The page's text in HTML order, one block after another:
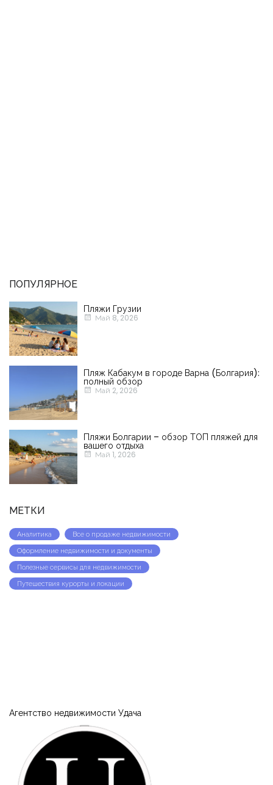
ПОПУЛЯРНОЕ
Пляжи Грузии
Май 8, 2026
Пляж Кабакум в городе Варна (Болгария):
полный обзор
Май 2, 2026
Пляжи Болгарии – обзор ТОП пляжей для
вашего отдыха
Май 1, 2026
МЕТКИ
Аналитика
Все о продаже недвижимости
Оформление недвижимости и документы
Полезные сервисы для недвижимости
Путешествия курорты и локации
Агентство недвижимости Удача
Запомнить